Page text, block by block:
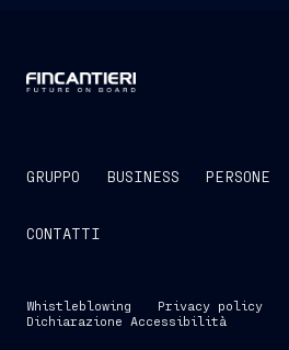
GRUPPO BUSINESS PERSONE
CONTATTI
Whistleblowing Privacy policy
Dichiarazione Accessibilità